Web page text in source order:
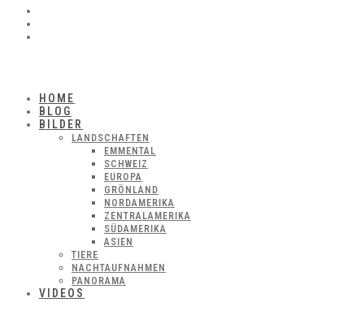
HOME
BLOG
BILDER
LANDSCHAFTEN
EMMENTAL
SCHWEIZ
EUROPA
GRÖNLAND
NORDAMERIKA
ZENTRALAMERIKA
SÜDAMERIKA
ASIEN
TIERE
NACHTAUFNAHMEN
PANORAMA
VIDEOS